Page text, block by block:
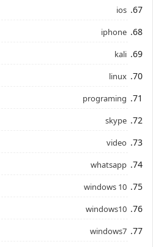
ios
iphone
kali
linux
programing
skype
video
whatsapp
windows 10
windows10
windows7